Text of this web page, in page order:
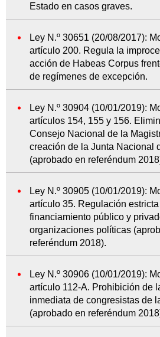
Estado en casos graves.
Ley N.º 30651 (20/08/2017):
artículo 200. Regula la
acción de Habeas Corpus
de regímenes de excepción.
Ley N.º 30904 (10/01/2019):
artículos 154, 155 y 156.
Consejo Nacional de la
creación de la Junta Nacional
(aprobado en referéndum
Ley N.º 30905 (10/01/2019):
artículo 35. Regulación estricta
financiamiento público y
organizaciones políticas
referéndum 2018).
Ley N.º 30906 (10/01/2019):
artículo 112-A. Prohibición de
inmediata de congresistas de
(aprobado en referéndum